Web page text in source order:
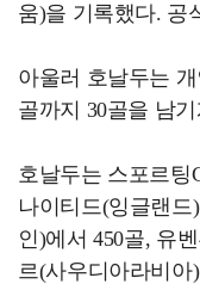
움)을 기록했다. 공
아울러 호날두는
골까지 30골을 남
호날두는 스포르팅
나이티드(잉글랜드
인)에서 450골, 유
르(사우디아라비아